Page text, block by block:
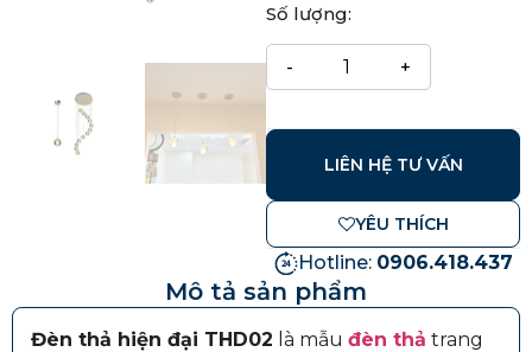
Số lượng:
LIÊN HỆ TƯ VẤN
YÊU THÍCH
Hotline: 0906.418.437
Mô tả sản phẩm
Đèn thả hiện đại THD02 là mẫu đèn thả trang